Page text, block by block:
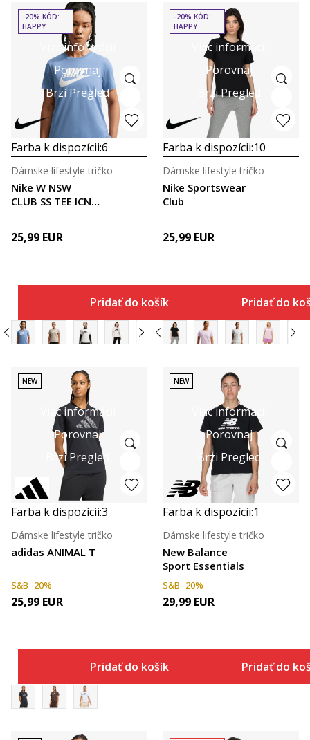
Viac informácií
Porovnaj
Brzi Pregled
-20% KÓD:
HAPPY
Farba k dispozícii:6
Nike W NSW
CLUB SS TEE ICN
Dámske lifestyle tričko
25,99 EUR
Pridať do košíka
Viac informácií
Porovnaj
Brzi Pregled
-20% KÓD:
HAPPY
Farba k dispozícii:10
Nike Sportswear
Club
Dámske lifestyle tričko
25,99 EUR
Pridať do
Viac informácií
Porovnaj
Brzi Pregled
NEW
Farba k dispozícii:3
adidas ANIMAL T
Dámske lifestyle tričko
S&B -20%
25,99 EUR
Pridať do košíka
Viac informácií
Porovnaj
Brzi Pregled
NEW
Farba k dispozícii:1
New Balance
Sport Essentials
Dámske lifestyle tričko
S&B -20%
29,99 EUR
Pridať do